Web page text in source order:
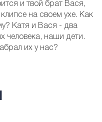
и твой брат Вася,
на своем ухе. Как
Катя и Вася - два
человека, наши дети.
их у нас?